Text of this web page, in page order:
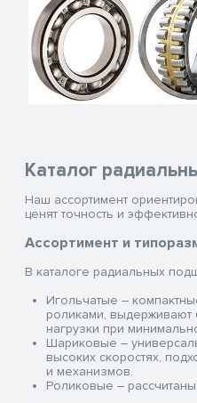
Каталог
Наш ассортимент
ценят точность и
Ассортимент и
В каталоге радиальных
Игольчатые –
роликами,
нагрузки при
Шариковые –
высоких скоростях,
и механизмов.
Роликовые –